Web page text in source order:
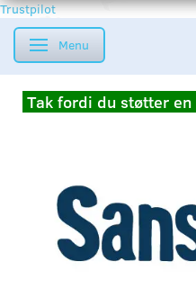
Trustpilot
Skifte navigation
Menu
Tak fordi du støtter